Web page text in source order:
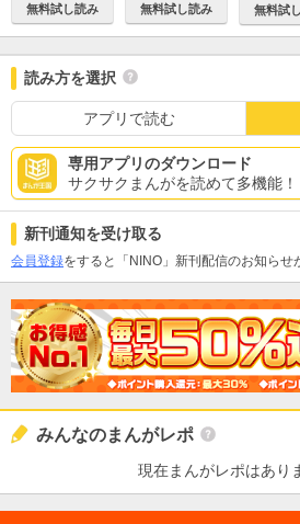
無料試し読み 無料試し読み 無料試
読み方を選択
アプリで読む
専用アプリのダウンロード
サクサクまんがを読めて多機能！
新刊通知を受け取る
会員登録をすると「NINO」新刊配信のお知らせ
みんなのまんがレポ
現在まんがレポはあり